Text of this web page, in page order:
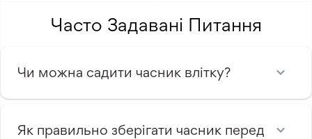
Часто Задавані Питання
Чи можна садити часник влітку?
Як правильно зберігати часник перед